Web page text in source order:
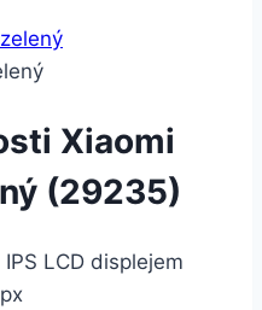
Xiaomi
(29235)
LCD displejem